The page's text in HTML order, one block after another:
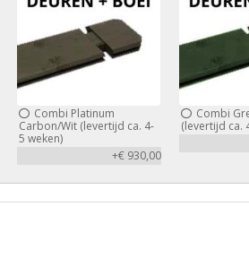
Combi Platinum
Carbon/Wit (levertijd ca. 4-
5 weken)
+€ 930,00
Combi
(levertijd ca.